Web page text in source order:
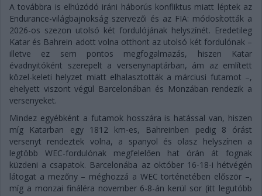
A továbbra is elhúzódó iráni háborús konfliktus miatt léptek az
Endurance-világbajnokság szervezői és az FIA: módosították a
2026-os szezon utolsó két fordulójának helyszínét. Eredetileg
Katar és Bahrein adott volna otthont az utolsó két fordulónak –
illetve ez sem pontos megfogalmazás, hiszen Katar
évadnyitóként szerepelt a versenynaptárban, ám az említett
közel-keleti helyzet miatt elhalasztották a márciusi futamot –,
ehelyett viszont végül Barcelonában és Monzában rendezik a
versenyeket.
Mindez egyébként a futamok hosszára is hatással van, hiszen
míg Katarban egy 1812 km-es, Bahreinben pedig 8 órást
versenyt rendeztek volna, a spanyol és olasz helyszínen a
legtöbb WEC-fordulónak megfelelően hat órán át fognak
küzdeni a csapatok. Barcelonába az október 16-18-i hétvégén
látogat a mezőny – méghozzá a WEC történetében először –,
míg a monzai fináléra november 6-8-án kerül sor (itt legutóbb